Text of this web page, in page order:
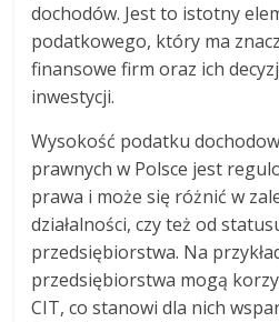
dochodów. Jest to istotny
podatkowego, który ma
finansowe firm oraz ich
inwestycji.
Wysokość podatku
prawnych w Polsce jest
prawa i może się różnić w
działalności, czy też od
przedsiębiorstwa. Na
przedsiębiorstwa mogą
CIT, co stanowi dla nich